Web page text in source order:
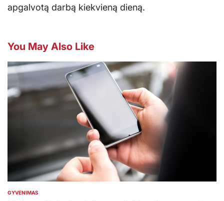
apgalvotą darbą kiekvieną dieną.
You May Also Like
POSTED
GYVENIMAS